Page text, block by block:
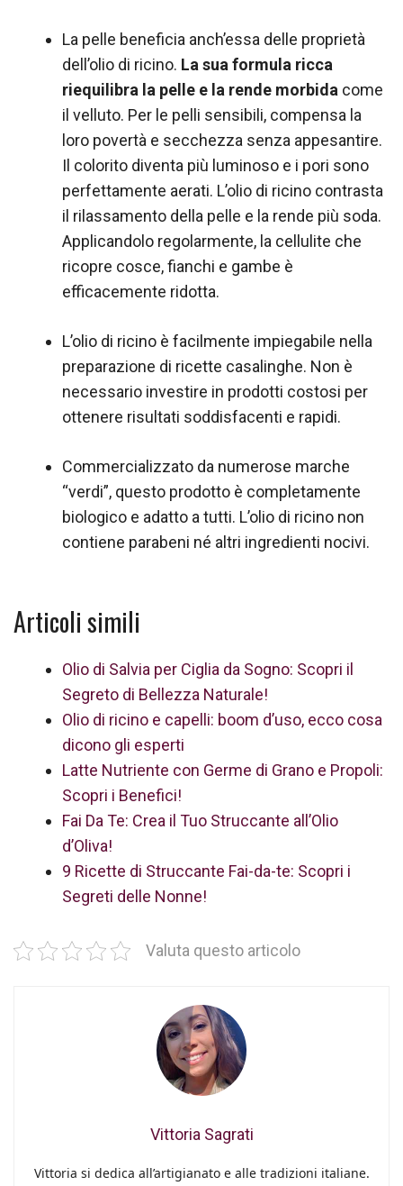
La pelle beneficia anch’essa delle proprietà
dell’olio di ricino. La sua formula ricca
riequilibra la pelle e la rende morbida come
il velluto. Per le pelli sensibili, compensa la
loro povertà e secchezza senza appesantire.
Il colorito diventa più luminoso e i pori sono
perfettamente aerati. L’olio di ricino contrasta
il rilassamento della pelle e la rende più soda.
Applicandolo regolarmente, la cellulite che
ricopre cosce, fianchi e gambe è
efficacemente ridotta.
L’olio di ricino è facilmente impiegabile nella
preparazione di ricette casalinghe. Non è
necessario investire in prodotti costosi per
ottenere risultati soddisfacenti e rapidi.
Commercializzato da numerose marche
“verdi”, questo prodotto è completamente
biologico e adatto a tutti. L’olio di ricino non
contiene parabeni né altri ingredienti nocivi.
Articoli simili
Olio di Salvia per Ciglia da Sogno: Scopri il
Segreto di Bellezza Naturale!
Olio di ricino e capelli: boom d’uso, ecco cosa
dicono gli esperti
Latte Nutriente con Germe di Grano e Propoli:
Scopri i Benefici!
Fai Da Te: Crea il Tuo Struccante all’Olio
d’Oliva!
9 Ricette di Struccante Fai-da-te: Scopri i
Segreti delle Nonne!
Valuta questo articolo
Vittoria Sagrati
Vittoria si dedica all’artigianato e alle tradizioni italiane.